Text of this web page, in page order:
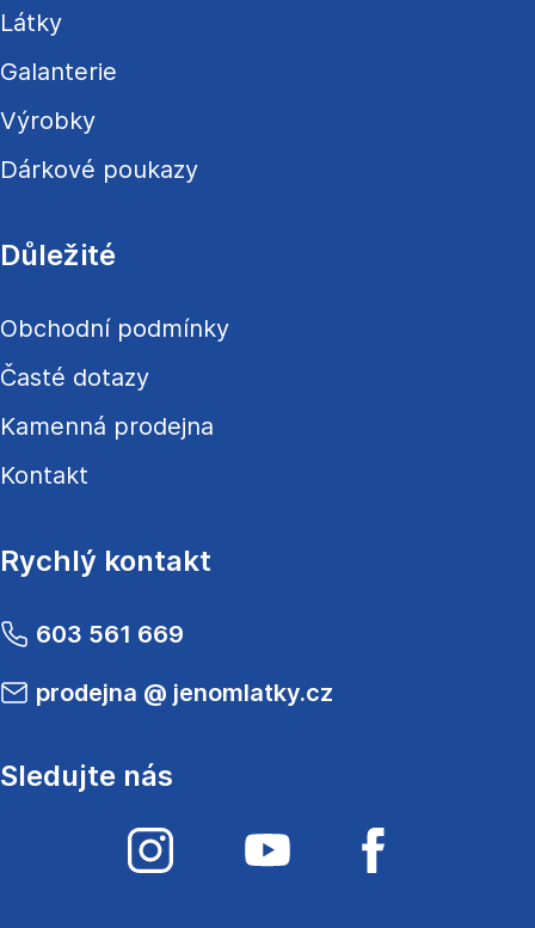
íLátky
Galanterie
Výrobky
Dárkové poukazy
Důležité
Obchodní podmínky
Časté dotazy
Kamenná prodejna
Kontakt
Rychlý kontakt
603 561 669
prodejna @ jenomlatky.cz
Sledujte nás